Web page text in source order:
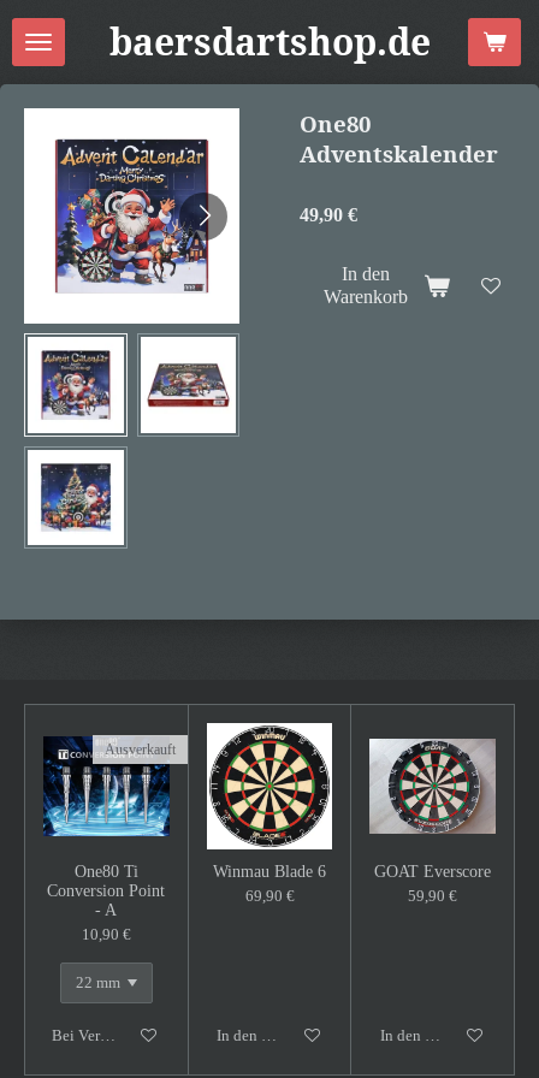
Zum
Hauptinhalt
baersdartshop.de
One80
Adventskalender
49,90 €
In den
Warenkorb
Ausverkauft
One80 Ti
Conversion Point
- A
10,90 €
Bei Verfügbarkeit benachrichtigen
Winmau Blade 6
69,90 €
In den Warenkorb
GOAT Everscore
59,90 €
In den Warenkorb